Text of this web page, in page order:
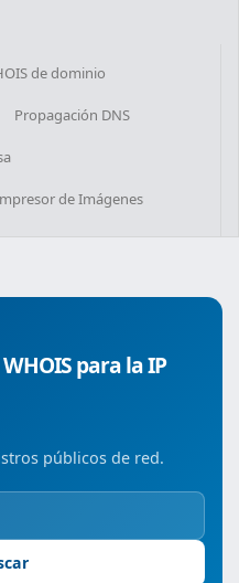
de dominio
Propagación DNS
de Imágenes
para la IP
públicos de red.